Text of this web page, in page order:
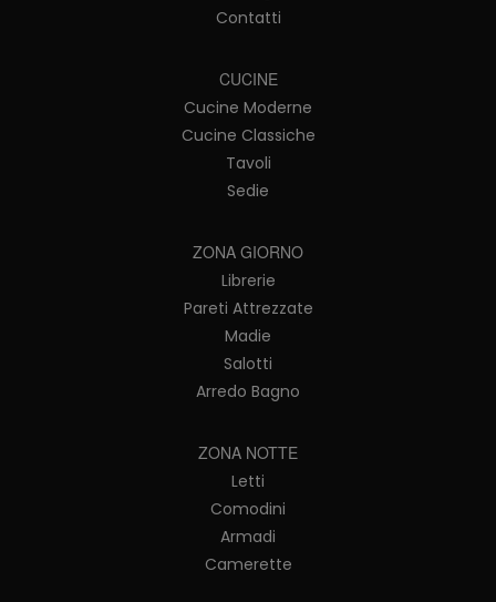
Contatti
CUCINE
Cucine Moderne
Cucine Classiche
Tavoli
Sedie
ZONA GIORNO
Librerie
Pareti Attrezzate
Madie
Salotti
Arredo Bagno
ZONA NOTTE
Letti
Comodini
Armadi
Camerette